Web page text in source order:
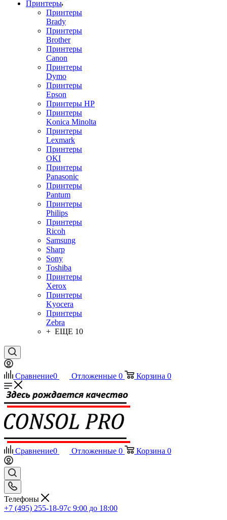
Принтеры
Принтеры
Brady
Принтеры
Brother
Принтеры
Canon
Принтеры
Dymo
Принтеры
Epson
Принтеры HP
Принтеры
Konica Minolta
Принтеры
Lexmark
Принтеры
OKI
Принтеры
Panasonic
Принтеры
Pantum
Принтеры
Philips
Принтеры
Ricoh
Samsung
Sharp
Sony
Toshiba
Принтеры
Xerox
Принтеры
Kyocera
Принтеры
Zebra
+ ЕЩЕ 10
Сравнение0 Отложенные 0 Корзина 0
Сравнение0 Отложенные 0 Корзина 0
Телефоны
+7 (495) 255-18-97с 9:00 до 18:00